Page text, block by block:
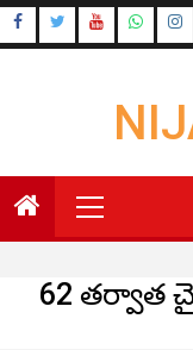
Skip
to
Menu
62 తర్వాత